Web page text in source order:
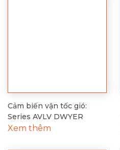
Cảm biến vận tốc gió:
Series AVLV DWYER
Xem thêm